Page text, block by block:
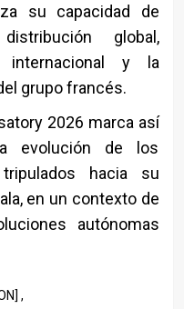
su capacidad de
global,
y la
grupo francés.
2026 marca así
evolución de los
hacia su
en un contexto de
autónomas
,